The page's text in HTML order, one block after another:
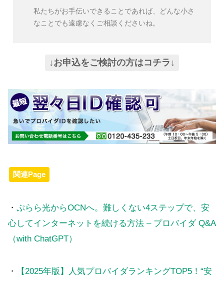
私たちがお手伝いできることであれば、どんな小さ
なことでも遠慮なくご相談くださいね。
↓お申込をご検討の方はコチラ↓
関連Page
・ ぷらら光からOCNへ。難しくない4ステップで、安
心してインターネットを続ける方法 – プロバイダ Q&A
（with ChatGPT）
・
【2025年版】人気プロバイダランキングTOP5！“安